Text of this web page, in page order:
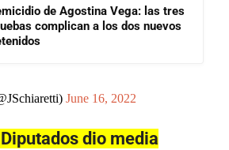
de Agostina Vega: las tres
complican a los dos nuevos
June 16, 2022
dio media